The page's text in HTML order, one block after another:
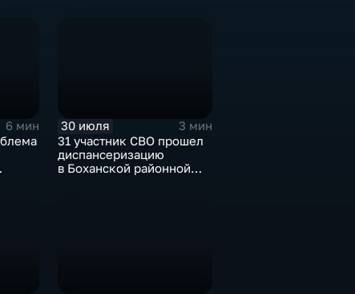
6 мин
30 июля
3 мин
31 участник СВО прошел
диспансеризацию
в Боханской районной